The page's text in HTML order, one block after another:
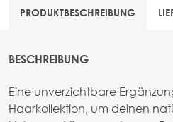
PRODUKTBESCHREIBUNG
BESCHREIBUNG
Eine unverzichtbare
Haarkollektion, um deinen